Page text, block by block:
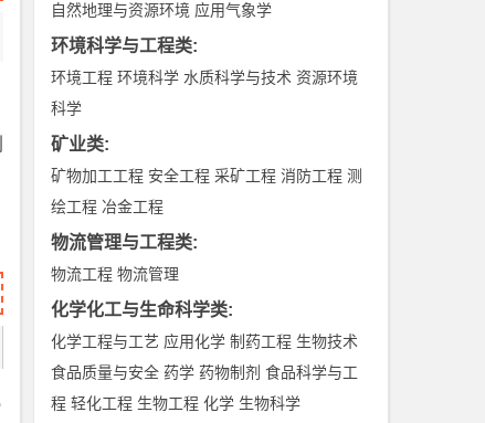
自然地理与资源环境 应用气象学
环境科学与工程类:
环境工程 环境科学 水质科学与技术 资源环境
科学
矿业类:
矿物加工工程 安全工程 采矿工程 消防工程 测
绘工程 冶金工程
物流管理与工程类:
物流工程 物流管理
化学化工与生命科学类:
化学工程与工艺 应用化学 制药工程 生物技术
食品质量与安全 药学 药物制剂 食品科学与工
程 轻化工程 生物工程 化学 生物科学